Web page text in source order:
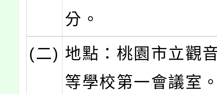
分。
(二) 地點：桃園市立觀
等學校第一會議室